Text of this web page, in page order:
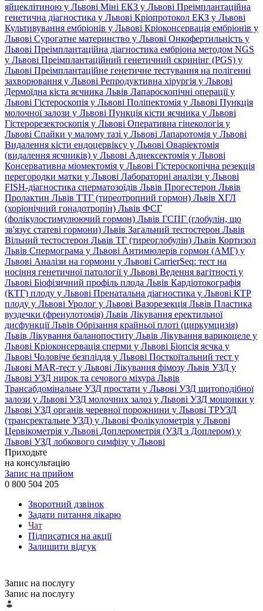
яйцеклітиною у Львові Міні ЕКЗ у Львові Преімплантаційна
генетична діагностика у Львові Кріопротокол ЕКЗ у Львові
Культивування ембріонів у Львові Кріоконсервація ембріонів у
Львові Сурогатне материнство у Львові Онкофертильність у
Львові Преімплантаційна діагностика ембріона методом NGS
у Львові Преімплантаційний генетичний скринінг (PGS) у
Львові Преімплантаційне генетичне тестування на полігенні
захворювання у Львові Репродуктивна хірургія у Львові
Дермоїдна кіста яєчника Львів Лапароскопічні операції у
Львові Гістероскопія у Львові Поліпектомія у Львові Пункція
молочної залози у Львові Пункція кісти яєчника у Львові
Гістерорезектоскопія у Львові Оперативна гінекологія у
Львові Спайки у малому тазі у Львові Лапаротомія у Львові
Видалення кісти ендоцервіксу у Львові Оваріектомія
(видалення яєчників) у Львові Аднексектомія у Львові
Консервативна міомектомія у Львові Гістероскопічна резекція
перегородки матки у Львові Лабораторні аналізи у Львові
FISH-діагностика сперматозоїдів Львів Прогестерон Львів
Пролактин Львів ТТГ (тиреотропний гормон) Львів ХГЛ
(хоріонічний гонадотропін) Львів ФСГ
(фолікулостимулюючий гормон) Львів ГСПГ (глобулін, що
зв'язує статеві гормони) Львів Загальний тестостерон Львів
Вільний тестостерон Львів ТГ (тиреоглобулін) Львів Кортизол
Львів Спермограма у Львові Антимюлерів гормон (АМГ) у
Львові Аналізи на гормони у Львові CarrierSeq: тест на
носіння генетичної патології у Львові Ведення вагітності у
Львові Біофізичний профіль плода Львів Кардіотокографія
(КТГ) плоду у Львові Пренатальна діагностика у Львові КТР
плоду у Львові Уролог у Львові Вазорезекція Львів Пластика
вуздечки (френулотомія) Львів Лікування еректильної
дисфункції Львів Обрізання крайньої плоті (циркумцизія)
Львів Лікування баланопоститу Львів Лікування варикоцеле у
Львові Кріоконсервація сперми у Львові Біопсія яєчка у
Львові Чоловіче безпліддя у Львові Посткоїтальний тест у
Львові MAR-тест у Львові Лікування фімозу Львів УЗД у
Львові УЗД нирок та сечового міхура Львів
Трансабдомінальне УЗД простати у Львові УЗД щитоподібної
залози у Львові УЗД молочних залоз у Львові УЗД мошонки у
Львові УЗД органів черевної порожнини у Львові ТРУЗД
(трансректальне УЗД) у Львові Фолікулометрія у Львові
Цервікометрія у Львові Доплерометрія (УЗД з Доплером) у
Львові УЗД лобкового симфізу у Львові
Приходьте
на консультацію
Запис на прийом
0 800 504 205
Зворотний дзвінок
Задати питання лікарю
Чат
Підписатися на акції
Залишити відгук
Запис на послугу
Запис на послугу